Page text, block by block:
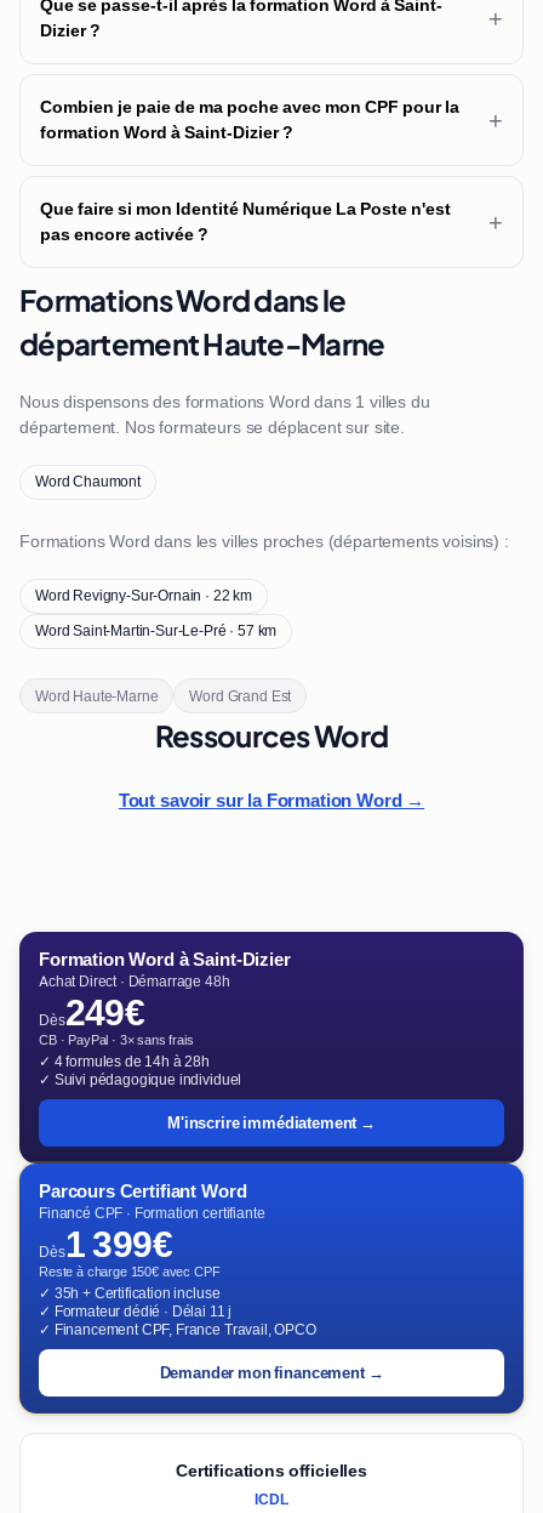
Dizier ?
+
Combien je paie de ma poche avec mon CPF pour la
formation Word à Saint-Dizier ?
+
Que faire si mon Identité Numérique La Poste n'est
pas encore activée ?
+
Formations Word dans le
département Haute-Marne
Nous dispensons des formations Word dans 1 villes du
département. Nos formateurs se déplacent sur site.
Word Chaumont
Formations Word dans les villes proches (départements voisins) :
Word Revigny-Sur-Ornain · 22 km
Word Saint-Martin-Sur-Le-Pré · 57 km
Word Haute-Marne Word Grand Est
Ressources Word
Tout savoir sur la Formation Word →
Formation Word à Saint-Dizier
Achat Direct · Démarrage 48h
Dès249€
CB · PayPal · 3× sans frais
✓ 4 formules de 14h à 28h
✓ Suivi pédagogique individuel
M'inscrire immédiatement →
Parcours Certifiant Word
Financé CPF · Formation certifiante
Dès1 399€
Reste à charge 150€ avec CPF
✓ 35h + Certification incluse
✓ Formateur dédié · Délai 11 j
✓ Financement CPF, France Travail, OPCO
Demander mon financement →
Certifications officielles
ICDL